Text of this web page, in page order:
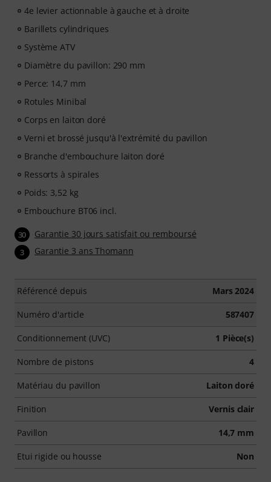
4e levier actionnable à gauche et à droite
Barillets cylindriques
Système ATV
Diamètre du pavillon: 290 mm
Perce: 14,7 mm
Rotules Minibal
Corps en laiton doré
Verni et brossé jusqu'à l'extrémité du pavillon
Branche d'embouchure laiton doré
Ressorts à spirales
Poids: 3,52 kg
Embouchure BT06 incl.
30 Garantie 30 jours satisfait ou remboursé
3 Garantie 3 ans Thomann
Référencé depuis Mars 2024
Numéro d'article 587407
Conditionnement (UVC) 1 Pièce(s)
Nombre de pistons 4
Matériau du pavillon Laiton doré
Finition Vernis clair
Pavillon 14,7 mm
Etui rigide ou housse Non